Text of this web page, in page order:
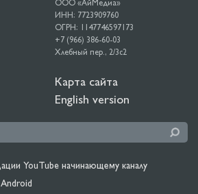
ООО «АйМедиа»
ИНН: 7723909760
ОГРН: 1147746597173
+7 (966) 386-60-03
Хлебный пер., 2/3c2
Карта сайта
English version
YouTube начинающему каналу